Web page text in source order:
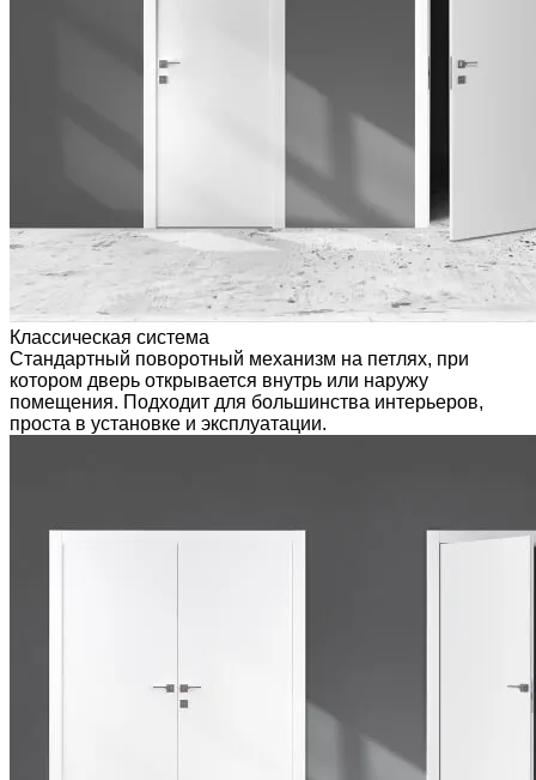
Классическая система
Стандартный поворотный механизм на петлях, при
котором дверь открывается внутрь или наружу
помещения. Подходит для большинства интерьеров,
проста в установке и эксплуатации.